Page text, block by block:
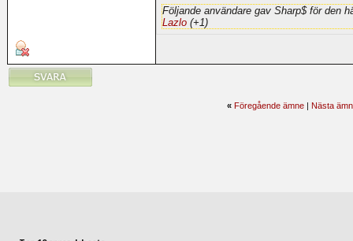
Följande användare gav Sharp$ för den
Lazlo (+1)
« Föregående ämne| Nästa